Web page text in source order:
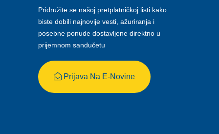
Pridružite se našoj pretplatničkoj listi kako
biste dobili najnovije vesti, ažuriranja i
posebne ponude dostavljene direktno u
prijemnom sandučetu
Prijava Na E-Novine